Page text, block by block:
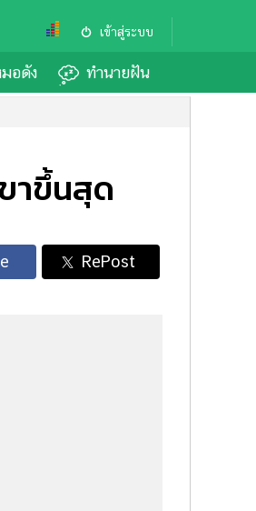
เข้าสู่ระบบ
อดัง ทำนายฝัน
าขึ้นสุด